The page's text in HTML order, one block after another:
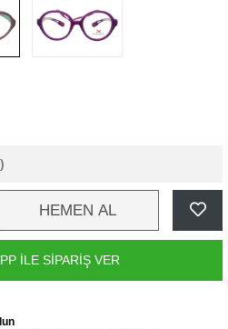
HEMEN AL
İLE SİPARİŞ VER